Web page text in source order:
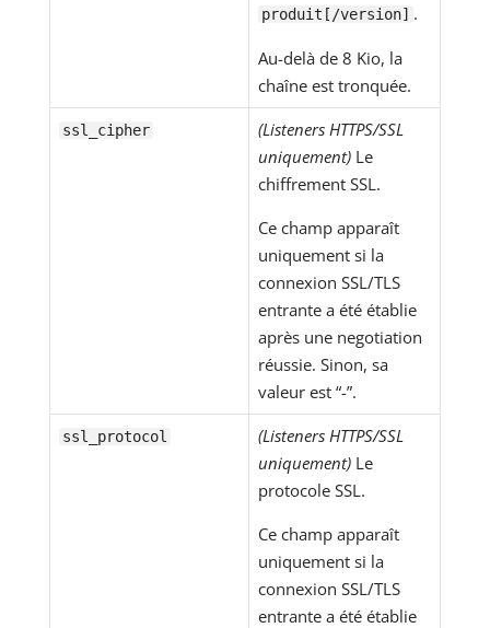
produit[/version] .
Au-delà de 8 Kio, la
chaîne est tronquée.
ssl_cipher
(Listeners HTTPS/SSL
uniquement)Le
chiffrement SSL.
Ce champ apparaît
uniquement si la
connexion SSL/TLS
entrante a été établie
après une negotiation
réussie. Sinon, sa
valeur est “-”.
ssl_protocol
(Listeners HTTPS/SSL
uniquement)Le
protocole SSL.
Ce champ apparaît
uniquement si la
connexion SSL/TLS
entrante a été établie